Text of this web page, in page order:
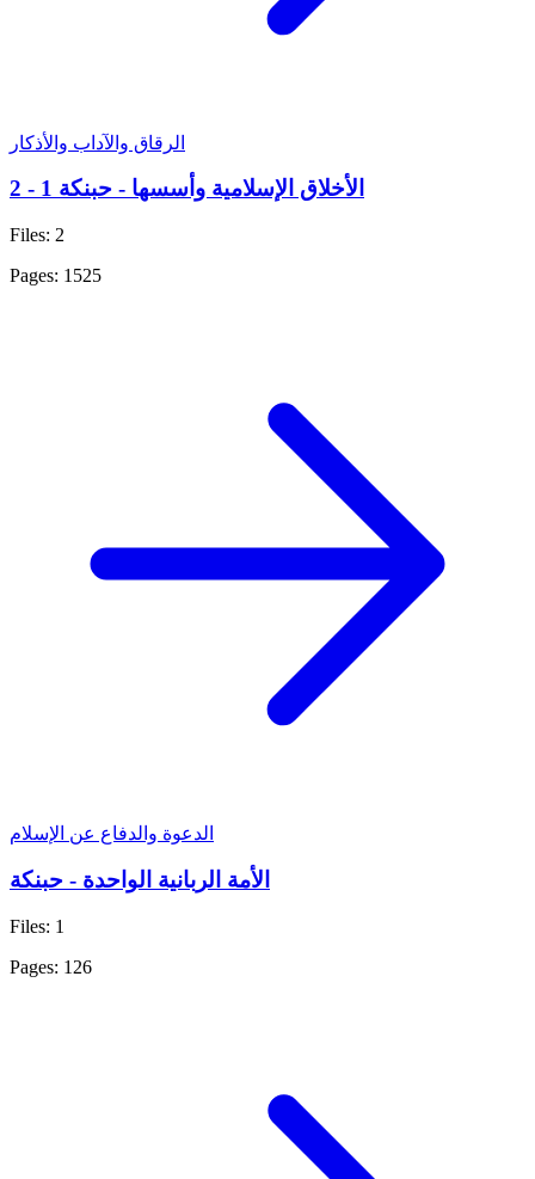
الرقاق والآداب والأذكار
الأخلاق الإسلامية وأسسها - حبنكة 1 - 2
Files: 2
Pages: 1525
الدعوة والدفاع عن الإسلام
الأمة الربانية الواحدة - حبنكة
Files: 1
Pages: 126